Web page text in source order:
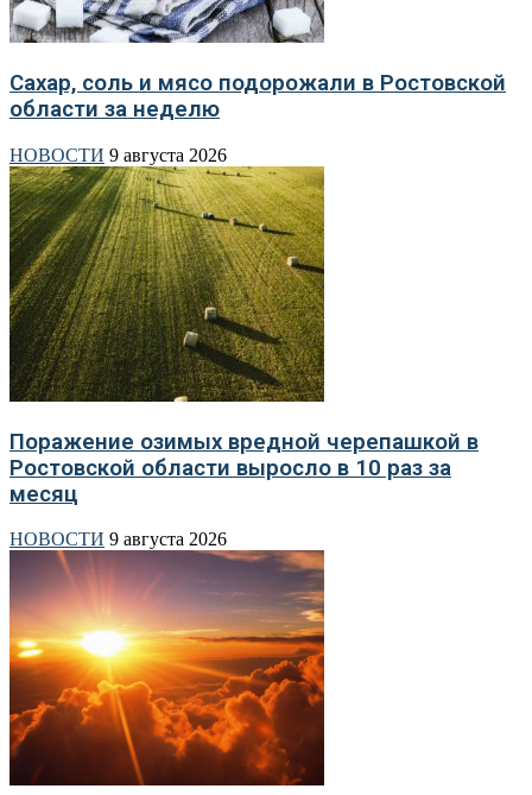
Сахар, соль и мясо подорожали в Ростовской
области за неделю
НОВОСТИ 9 августа 2026
Поражение озимых вредной черепашкой в
Ростовской области выросло в 10 раз за
месяц
НОВОСТИ 9 августа 2026